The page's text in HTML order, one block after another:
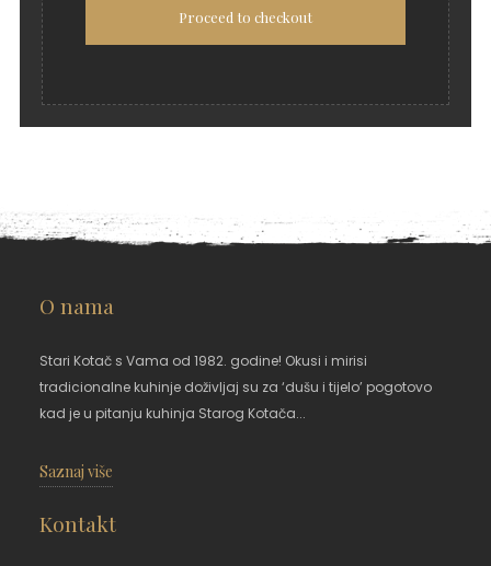
Proceed to checkout
O nama
Stari Kotač s Vama od 1982. godine! Okusi i mirisi
tradicionalne kuhinje doživljaj su za ‘dušu i tijelo’ pogotovo
kad je u pitanju kuhinja Starog Kotača...
Saznaj više
Kontakt